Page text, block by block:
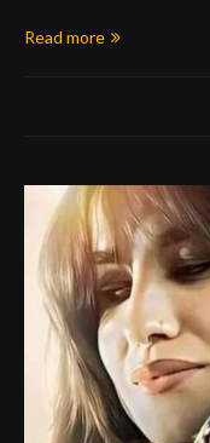
Read more